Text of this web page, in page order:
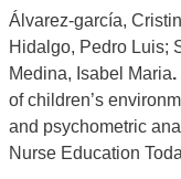
Álvarez-garcía,
Hidalgo, Pedro Luis;
Medina, Isabel Maria.
of children’s
and psychometric
Nurse Education